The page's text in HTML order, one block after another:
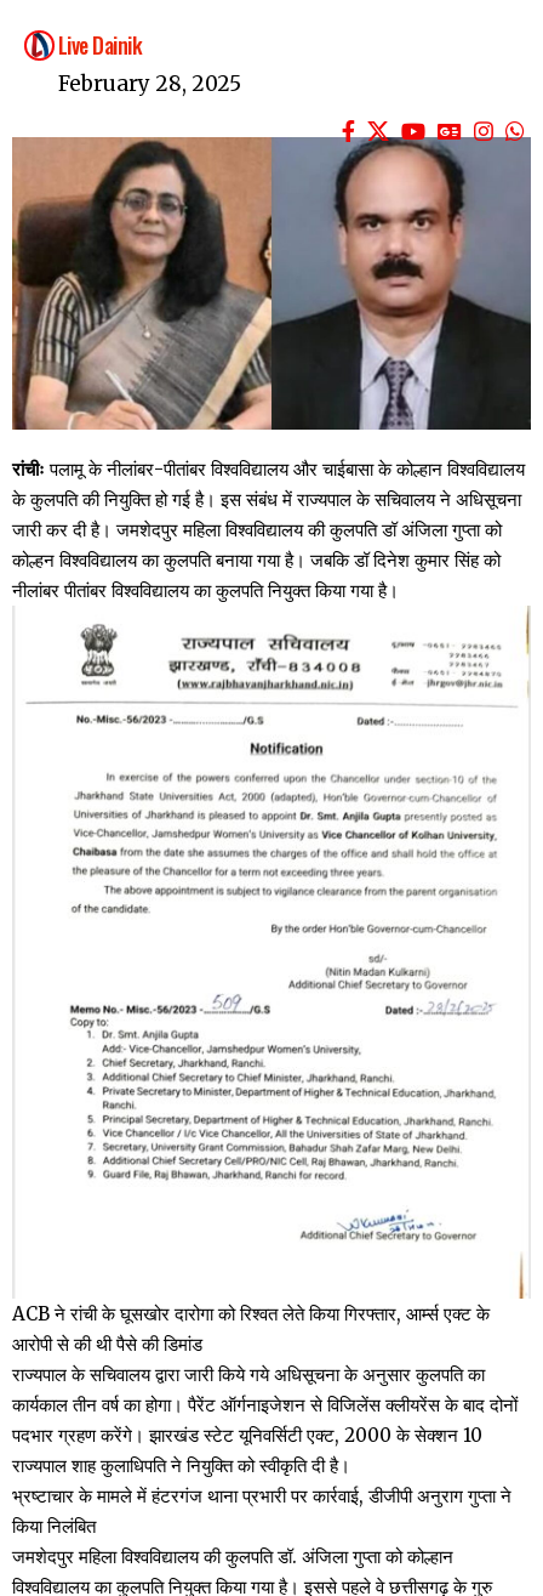
Live Dainik
February 28, 2025
रांचीः पलामू के नीलांबर-पीतांबर विश्वविद्यालय और चाईबासा के कोल्हान विश्वविद्यालय
के कुलपति की नियुक्ति हो गई है। इस संबंध में राज्यपाल के सचिवालय ने अधिसूचना
जारी कर दी है। जमशेदपुर महिला विश्वविद्यालय की कुलपति डॉ अंजिला गुप्ता को
कोल्हन विश्वविद्यालय का कुलपति बनाया गया है। जबकि डॉ दिनेश कुमार सिंह को
नीलांबर पीतांबर विश्वविद्यालय का कुलपति नियुक्त किया गया है।
ACB ने रांची के घूसखोर दारोगा को रिश्वत लेते किया गिरफ्तार, आर्म्स एक्ट के
आरोपी से की थी पैसे की डिमांड
राज्यपाल के सचिवालय द्वारा जारी किये गये अधिसूचना के अनुसार कुलपति का
कार्यकाल तीन वर्ष का होगा। पैरेंट ऑर्गनाइजेशन से विजिलेंस क्लीयरेंस के बाद दोनों
पदभार ग्रहण करेंगे। झारखंड स्टेट यूनिवर्सिटी एक्ट, 2000 के सेक्शन 10
राज्यपाल शाह कुलाधिपति ने नियुक्ति को स्वीकृति दी है।
भ्रष्टाचार के मामले में हंटरगंज थाना प्रभारी पर कार्रवाई, डीजीपी अनुराग गुप्ता ने
किया निलंबित
जमशेदपुर महिला विश्वविद्यालय की कुलपति डॉ. अंजिला गुप्ता को कोल्हान
विश्वविद्यालय का कुलपति नियुक्त किया गया है। इससे पहले वे छत्तीसगढ़ के गुरु